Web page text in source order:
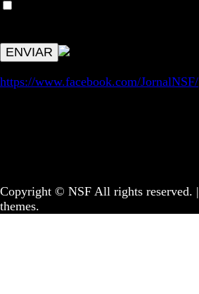
https://www.facebook.com/JornalNSF/
Copyright © NSF All rights reserved. |
themes.